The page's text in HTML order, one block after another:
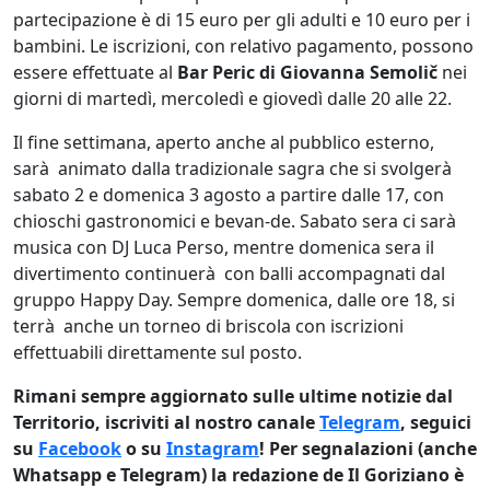
partecipazione è di 15 euro per gli adulti e 10 euro per i
bambini. Le iscrizioni, con relativo pagamento, possono
essere effettuate al Bar Peric di Giovanna Semolič nei
giorni di martedì, mercoledì e giovedì dalle 20 alle 22.
Il fine settimana, aperto anche al pubblico esterno,
sarà animato dalla tradizionale sagra che si svolgerà
sabato 2 e domenica 3 agosto a partire dalle 17, con
chioschi gastronomici e bevan-de. Sabato sera ci sarà
musica con DJ Luca Perso, mentre domenica sera il
divertimento continuerà con balli accompagnati dal
gruppo Happy Day. Sempre domenica, dalle ore 18, si
terrà anche un torneo di briscola con iscrizioni
effettuabili direttamente sul posto.
Rimani sempre aggiornato sulle ultime notizie dal
Territorio, iscriviti al nostro canaleTelegram, seguici
su Facebooko su Instagram! Per segnalazioni (anche
Whatsapp e Telegram) la redazione de Il Goriziano è